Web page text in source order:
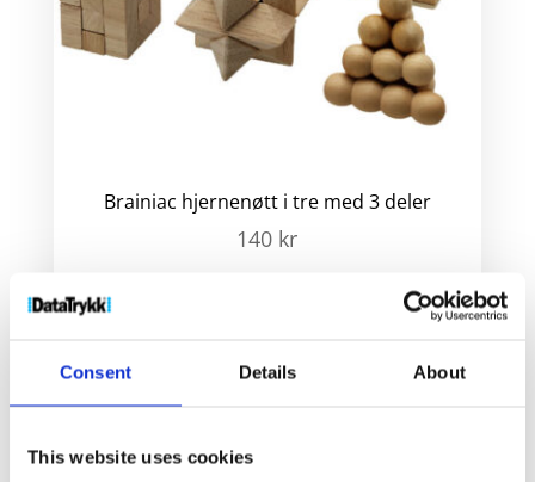
Consent Details About
This website uses cookies
Brainiac hjernenøtt i tre med 3 deler
140 kr